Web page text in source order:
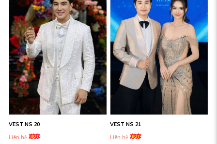
VEST NS 20
Liên hệ
VEST NS 21
Liên hệ